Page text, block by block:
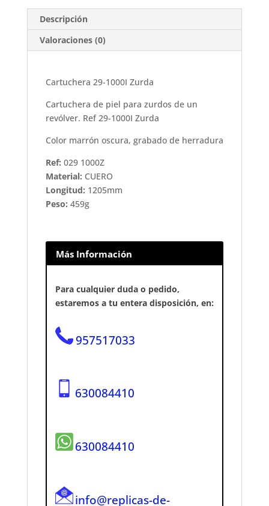
Descripción
Valoraciones (0)
Cartuchera 29-1000I Zurda
Cartuchera de piel para zurdos de un
revólver. Ref 29-1000I Zurda
Color marrón oscura, grabado de herradura
Ref: 029 1000Z
Material: CUERO
Longitud: 1205mm
Peso: 459g
Más Información
Para cualquier duda o pedido,
estaremos a tu entera disposición, en:
957517033
630084410
630084410
info@replicas-de-